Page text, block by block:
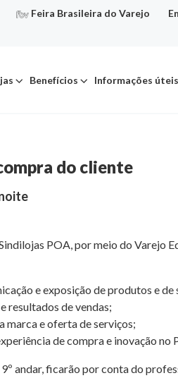
Feira Brasileira do Varejo
Benefícios Informações úteis
do cliente
POA, por meio do Varejo
e exposição de produtos e de
resultados de vendas;
marca e oferta de serviços;
de compra e inovação no
andar, ficarão por conta do